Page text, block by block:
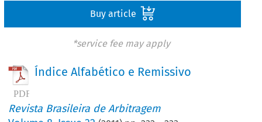
Buy article
*service fee may apply
Índice Alfabético e Remissivo
Revista Brasileira de Arbitragem